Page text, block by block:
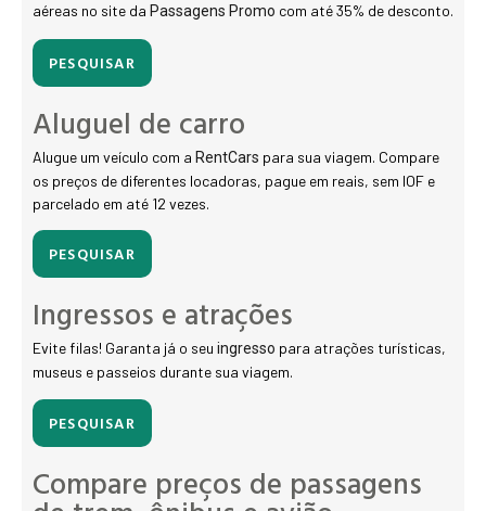
aéreas no site da Passagens Promo com até 35% de desconto.
PESQUISAR
Aluguel de carro
Alugue um veículo com a RentCars para sua viagem. Compare
os preços de diferentes locadoras, pague em reais, sem IOF e
parcelado em até 12 vezes.
PESQUISAR
Ingressos e atrações
Evite filas! Garanta já o seu ingresso para atrações turísticas,
museus e passeios durante sua viagem.
PESQUISAR
Compare preços de passagens